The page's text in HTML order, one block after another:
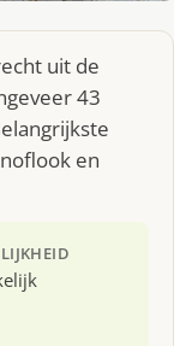
uit de
43
en